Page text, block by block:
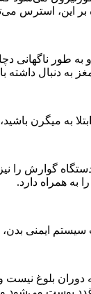
این، استرس
به طور
به دنبال داشته
به میگرن
گوارش را
به همراه دارد.
ایمنی بدن،
به دوران بلوغ
پوست می‌شود